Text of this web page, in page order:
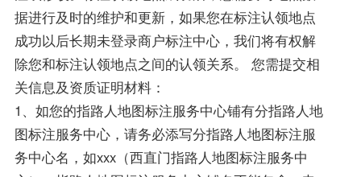
据进行及时的维护和更新，如果您在标注认领地点
成功以后长期未登录商户标注中心，我们将有权解
除您和标注认领地点之间的认领关系。 您需提交相
关信息及资质证明材料：
1、如您的指路人地图标注服务中心铺有分指路人地
图标注服务中心，请务必添写分指路人地图标注服
务中心名，如xxx（西直门指路人地图标注服务中